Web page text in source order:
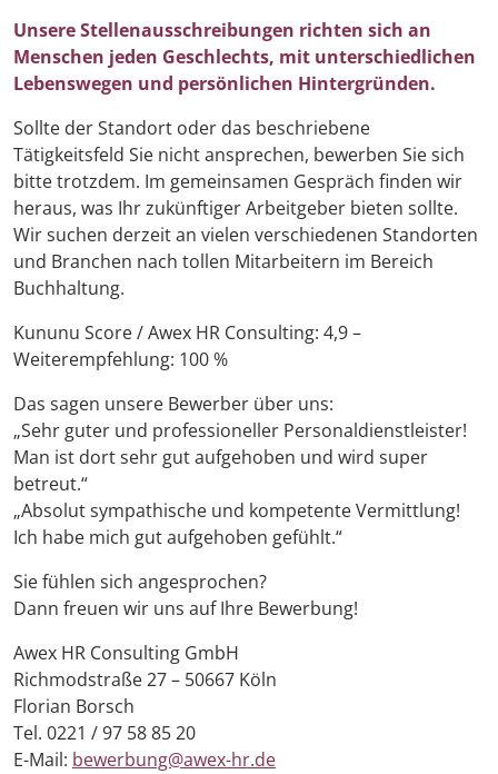
Unsere Stellenausschreibungen richten sich an
Menschen jeden Geschlechts, mit unterschiedlichen
Lebenswegen und persönlichen Hintergründen.
Sollte der Standort oder das beschriebene
Tätigkeitsfeld Sie nicht ansprechen, bewerben Sie sich
bitte trotzdem. Im gemeinsamen Gespräch finden wir
heraus, was Ihr zukünftiger Arbeitgeber bieten sollte.
Wir suchen derzeit an vielen verschiedenen Standorten
und Branchen nach tollen Mitarbeitern im Bereich
Buchhaltung.
Kununu Score / Awex HR Consulting: 4,9 –
Weiterempfehlung: 100 %
Das sagen unsere Bewerber über uns:
„Sehr guter und professioneller Personaldienstleister!
Man ist dort sehr gut aufgehoben und wird super
betreut.“
„Absolut sympathische und kompetente Vermittlung!
Ich habe mich gut aufgehoben gefühlt.“
Sie fühlen sich angesprochen?
Dann freuen wir uns auf Ihre Bewerbung!
Awex HR Consulting GmbH
Richmodstraße 27 – 50667 Köln
Florian Borsch
Tel. 0221 / 97 58 85 20
E-Mail: bewerbung@awex-hr.de